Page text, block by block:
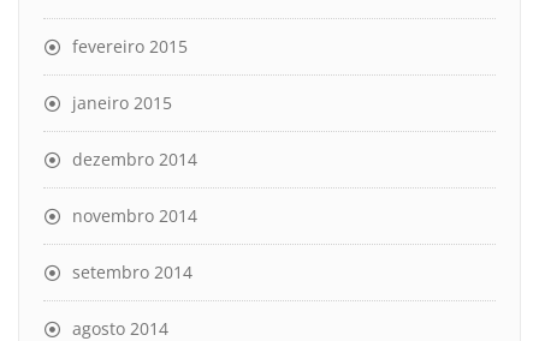
fevereiro 2015
janeiro 2015
dezembro 2014
novembro 2014
setembro 2014
agosto 2014